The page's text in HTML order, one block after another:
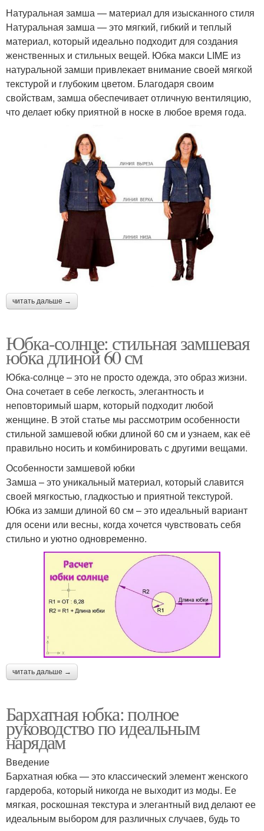
Натуральная замша — материал для изысканного стиля
Натуральная замша — это мягкий, гибкий и теплый
материал, который идеально подходит для создания
женственных и стильных вещей. Юбка макси LIME из
натуральной замши привлекает внимание своей мягкой
текстурой и глубоким цветом. Благодаря своим
свойствам, замша обеспечивает отличную вентиляцию,
что делает юбку приятной в носке в любое время года.
читать дальше →
Юбка-солнце: стильная замшевая
юбка длиной 60 см
Юбка-солнце – это не просто одежда, это образ жизни.
Она сочетает в себе легкость, элегантность и
неповторимый шарм, который подходит любой
женщине. В этой статье мы рассмотрим особенности
стильной замшевой юбки длиной 60 см и узнаем, как её
правильно носить и комбинировать с другими вещами.
Особенности замшевой юбки
Замша – это уникальный материал, который славится
своей мягкостью, гладкостью и приятной текстурой.
Юбка из замши длиной 60 см – это идеальный вариант
для осени или весны, когда хочется чувствовать себя
стильно и уютно одновременно.
читать дальше →
Бархатная юбка: полное
руководство по идеальным
нарядам
Введение
Бархатная юбка — это классический элемент женского
гардероба, который никогда не выходит из моды. Ее
мягкая, роскошная текстура и элегантный вид делают ее
идеальным выбором для различных случаев, будь то